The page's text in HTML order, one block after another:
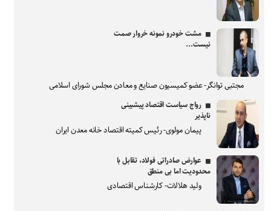
مشت خودرو نمونه خروار صمت
نیست...
مجتبی توانگر- عضو کمیسیون صنایع و معادن مجلس شورای اسلامی
رواج سیاست اقتصاد پیشبینی
ناپذیر
پیمان مولوی- رئیس کمیته اقتصاد خانه معدن ایران
عوارض صادراتی فولاد، تقابل با
محدودیت اما بی منطق
ولید هلالات- کارشناس اقتصادی